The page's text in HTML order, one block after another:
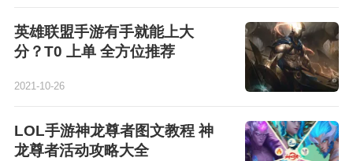
英雄联盟手游有手就能上大
分？T0 上单 全方位推荐
2021-10-26
LOL手游神龙尊者图文教程 神
龙尊者活动攻略大全